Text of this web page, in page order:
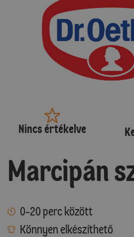
Nincs értékelve
Marcipán
0-20 perc között
Könnyen elkészíthető